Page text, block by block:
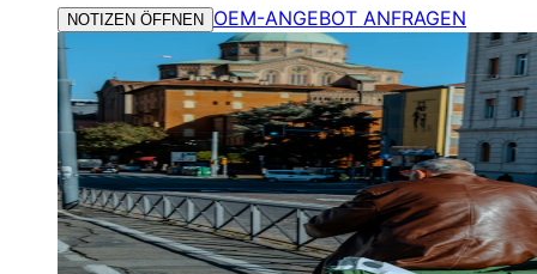
NOTIZEN ÖFFNEN OEM-ANGEBOT ANFRAGEN